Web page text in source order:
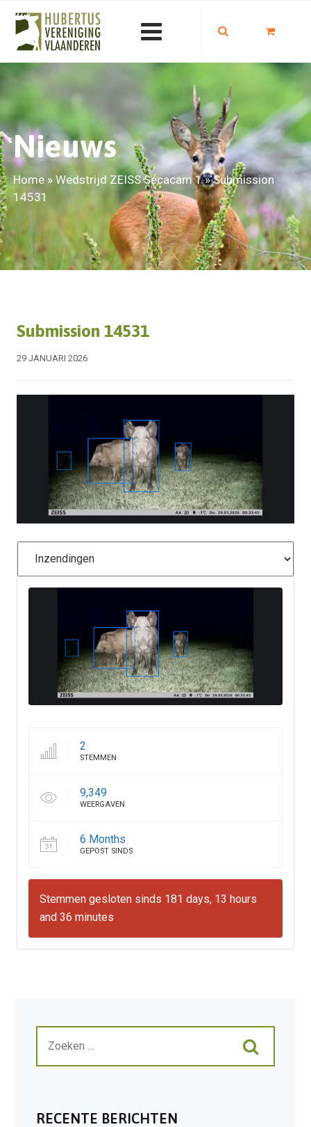
Nieuws
Home»Wedstrijd ZEISS Secacam 1»Submission
14531
Submission 14531
29 JANUARI 2026
2
STEMMEN
9,349
WEERGAVEN
6 Months
GEPOST SINDS
Stemmen gesloten sinds 181 days, 13 hours
and 36 minutes
RECENTE BERICHTEN